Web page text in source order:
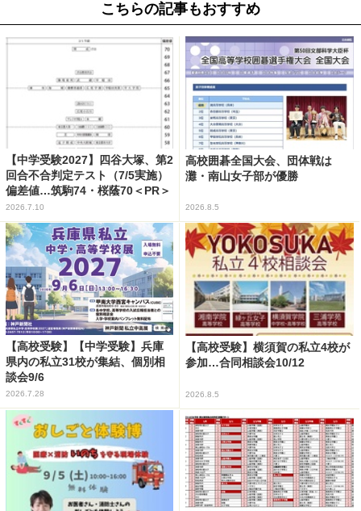
こちらの記事もおすすめ
【中学受験2027】四谷大塚、第2
回合不合判定テスト（7/5実施）
偏差値…筑駒74・桜蔭70＜PR＞
2026.7.10
高校囲碁全国大会、団体戦は
灘・南山女子部が優勝
2026.8.5
【高校受験】【中学受験】兵庫
県内の私立31校が集結、個別相
談会9/6
2026.7.28
【高校受験】横須賀の私立4校が
参加…合同相談会10/12
2026.8.5